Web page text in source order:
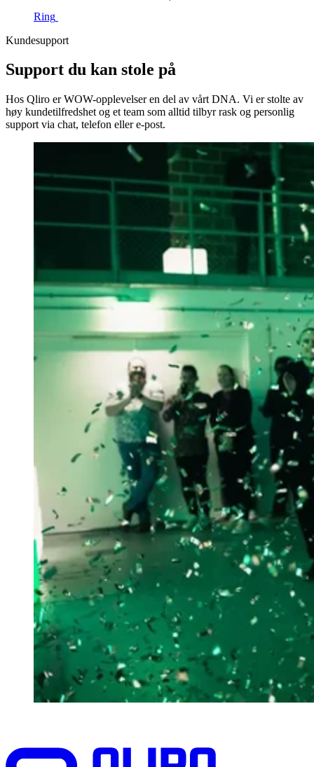
Ring
Kundesupport
Support du kan stole på
Hos Qliro er WOW-opplevelser en del av vårt DNA. Vi er stolte av
høy kundetilfredshet og et team som alltid tilbyr rask og personlig
support via chat, telefon eller e-post.